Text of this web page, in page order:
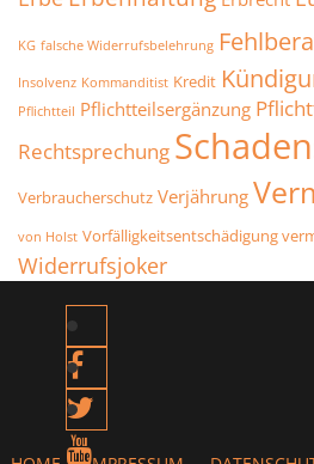
KG falsche Widerrufsbelehrung
Insolvenz Kommanditist Kredit
Pflichtteil Pflichtteilsergänzung
Rechtsprechung
Verbraucherschutz Verjährung
von Holst Vorfälligkeitsentschädigung
Widerrufsjoker